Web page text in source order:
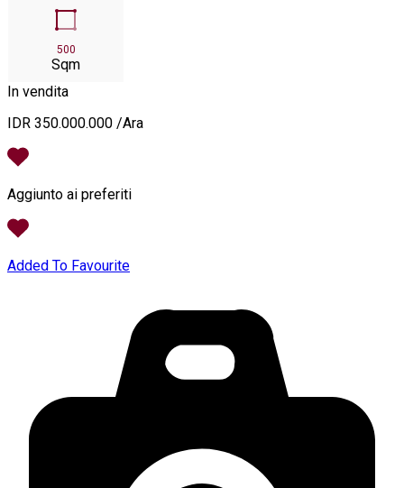
500
Sqm
In vendita
IDR 350.000.000 /Ara
Aggiunto ai preferiti
Added To Favourite